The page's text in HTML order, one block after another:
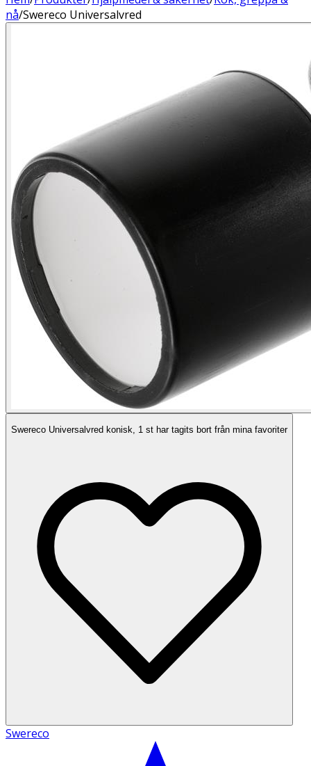
nå/Swereco Universalvred
Swereco Universalvred konisk, 1 st har tagits bort från mina favoriter
Swereco